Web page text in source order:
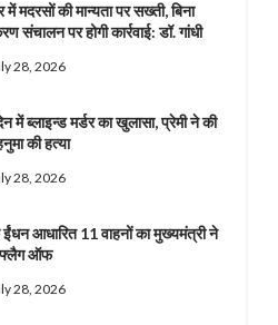
में मदरसों की मान्यता पर सख्ती, बिना
संचालन पर होगी कार्रवाई: डॉ. गांधी
28, 2026
में ब्लाइन्ड मर्डर का खुलासा, प्रेमी ने की
की हत्या
28, 2026
आधारित 11 वाहनों का मुख्यमंत्री ने
फ्लैग ऑफ
28, 2026